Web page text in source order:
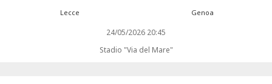
Lecce Genoa
24/05/2026 20:45
Stadio "Via del Mare"